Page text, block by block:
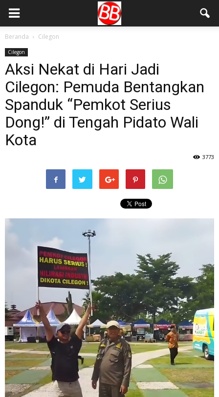
Beranda Cilegon
Cilegon
Aksi Nekat di Hari Jadi
Cilegon: Pemuda Bentangkan
Spanduk “Pemkot Serius
Dong!” di Tengah Pidato Wali
Kota
3773